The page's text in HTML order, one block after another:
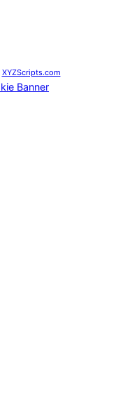
XYZScripts.com
Banner